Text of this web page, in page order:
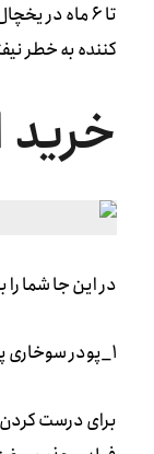
تا ۶ ماه در
کننده به خطر
خرید
در این جا شما را
۱_پودر سوخاری پرک
برای درست کردن